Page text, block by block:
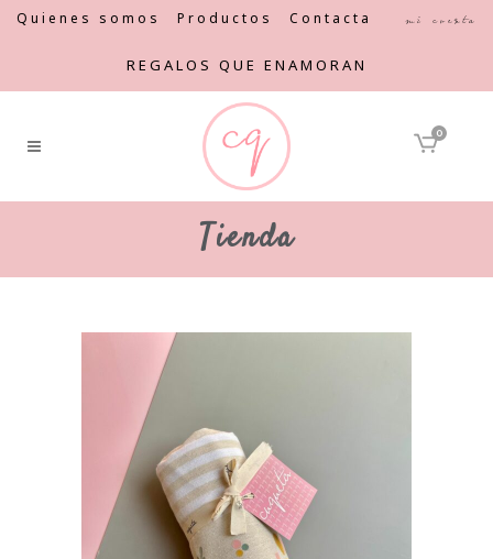
Quienes somos Productos Contacta Mi cuenta
REGALOS QUE ENAMORAN
0
Tienda